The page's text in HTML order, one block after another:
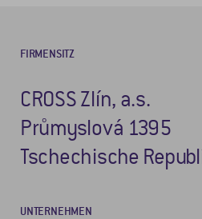
FIRMENSITZ
CROSS Zlín, a.s.
Průmyslová 1395
Tschechische
UNTERNEHMEN